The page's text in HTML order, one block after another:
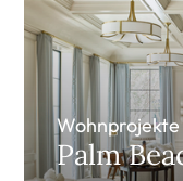
Wohnprojekte
Palm